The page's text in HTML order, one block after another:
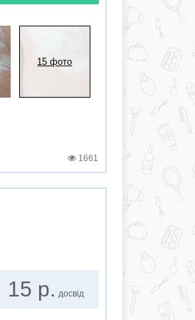
15 фото
1661
15 р. досвід